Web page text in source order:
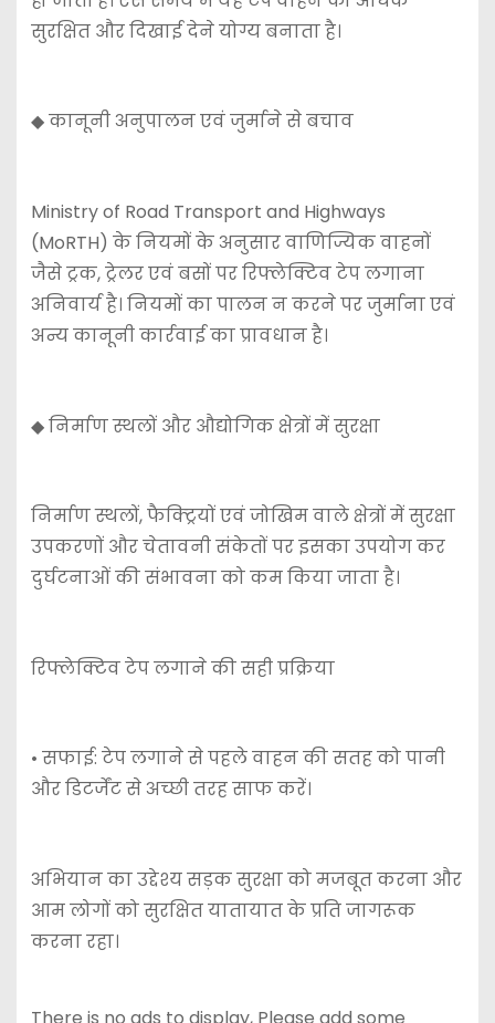
सुरक्षित और दिखाई देने योग्य बनाता है।
◆ कानूनी अनुपालन एवं जुर्माने से बचाव
Ministry of Road Transport and Highways
(MoRTH) के नियमों के अनुसार वाणिज्यिक वाहनों
जैसे ट्रक, ट्रेलर एवं बसों पर रिफ्लेक्टिव टेप लगाना
अनिवार्य है। नियमों का पालन न करने पर जुर्माना एवं
अन्य कानूनी कार्रवाई का प्रावधान है।
◆ निर्माण स्थलों और औद्योगिक क्षेत्रों में सुरक्षा
निर्माण स्थलों, फैक्ट्रियों एवं जोखिम वाले क्षेत्रों में सुरक्षा
उपकरणों और चेतावनी संकेतों पर इसका उपयोग कर
दुर्घटनाओं की संभावना को कम किया जाता है।
रिफ्लेक्टिव टेप लगाने की सही प्रक्रिया
• सफाई: टेप लगाने से पहले वाहन की सतह को पानी
और डिटर्जेंट से अच्छी तरह साफ करें।
अभियान का उद्देश्य सड़क सुरक्षा को मजबूत करना और
आम लोगों को सुरक्षित यातायात के प्रति जागरूक
करना रहा।
There is no ads to display, Please add some